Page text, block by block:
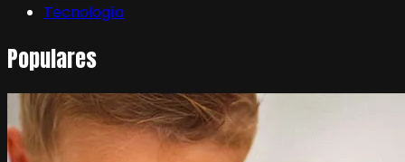
Tecnología
Populares